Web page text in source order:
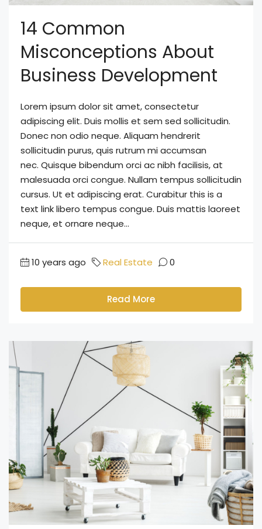
14 Common
Misconceptions About
Business Development
Lorem ipsum dolor sit amet, consectetur
adipiscing elit. Duis mollis et sem sed sollicitudin.
Donec non odio neque. Aliquam hendrerit
sollicitudin purus, quis rutrum mi accumsan
nec. Quisque bibendum orci ac nibh facilisis, at
malesuada orci congue. Nullam tempus sollicitudin
cursus. Ut et adipiscing erat. Curabitur this is a
text link libero tempus congue. Duis mattis laoreet
neque, et ornare neque...
10 years ago Real Estate 0
Read More